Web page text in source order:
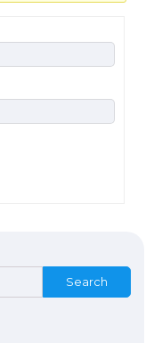
Search
iPhone 16 Pro